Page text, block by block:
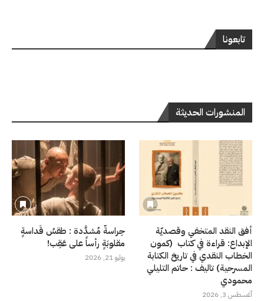
تابعونا
المنشورات الحديثة
أفق النقد المتخفي وقصديّة
الإبداع: قراءة في كتاب (كمون
الخطاب النقدي في تاريخ الكتابة
المسرحية) تاليف : حاتم التليلي
محمودي
أغسطس 3, 2026
حِراسةٌ مُشدَّدة : طقسُ قَداسةٍ
مقلوبَةٍ رأساً على عَقِب!
يوليو 21, 2026